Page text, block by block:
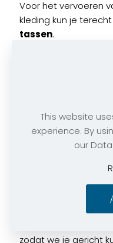
Voor het vervoeren
kleding kun je
tassen.
Maak je uitrusting
FZ Forza
AllRackets.com
schoenen voor
en budgetten. Als
zodat we je gericht
This website
experience. By
our